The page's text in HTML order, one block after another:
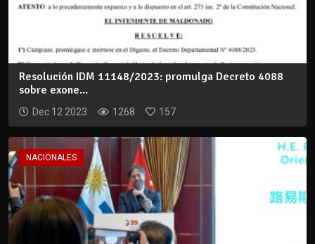
Resolución IDM 11148/2023: promulga Decreto 4088
sobre exone...
Dec 12 2023 1268 157
NACIONALES